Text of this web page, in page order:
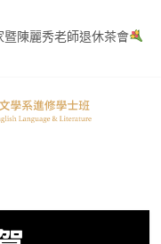
陳麗秀老師退休茶會